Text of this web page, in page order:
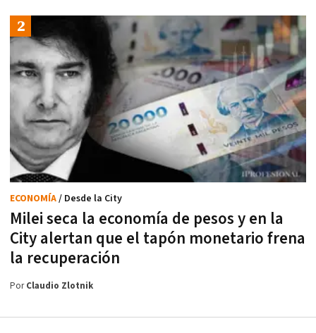
Milei seca la economía de pesos y en la
City alertan que el tapón monetario frena
la recuperación
ECONOMÍA/ Desde la City
PorClaudio Zlotnik